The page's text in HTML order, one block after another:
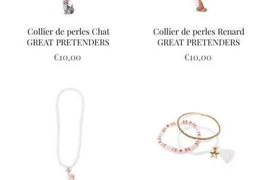
Collier de perles Chat
GREAT PRETENDERS
€10,00
Collier de perles Renard
GREAT PRETENDERS
€10,00